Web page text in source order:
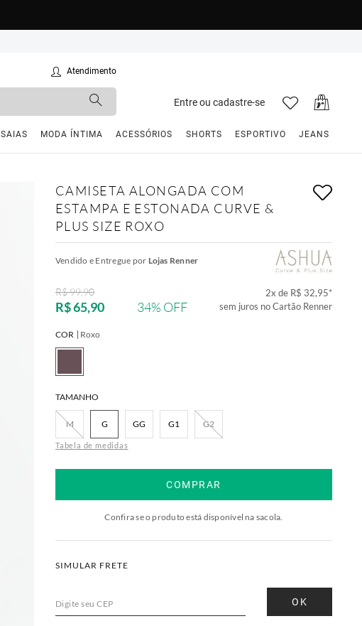
Atendimento
Entre ou cadastre-se
SAIAS MODA ÍNTIMA ACESSÓRIOS SHORTS ESPORTIVO JEANS
CAMISETA ALONGADA COM
ESTAMPA E ESTONADA CURVE &
PLUS SIZE ROXO
Vendido e Entregue por Lojas Renner
R$ 99,90
R$ 65,90 34% OFF
2x de R$ 32,95*
sem juros no Cartão Renner
COR Roxo
TAMANHO
M G GG G1 G2
Tabela de medidas
COMPRAR
Confira se o produto está disponível na sacola.
SIMULAR FRETE
Digite seu CEP OK